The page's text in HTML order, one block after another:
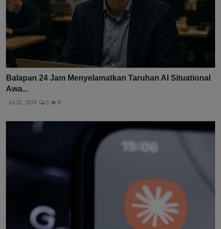
Balapan 24 Jam Menyelamatkan Taruhan AI Situational
Awa...
Jul 31, 2026 0 9